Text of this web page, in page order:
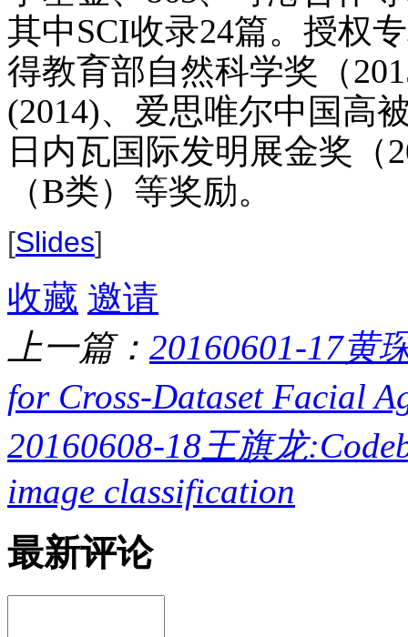
其中SCI收录24篇。授权
得教育部自然科学奖（
(2014)、爱思唯尔中国高
日内瓦国际发明展金奖（
（B类）等奖励。
[Slides]
收藏 邀请
上一篇： 20160601-17黄
for Cross-Dataset Facial
20160608-18王旗龙
image classification
最新评论